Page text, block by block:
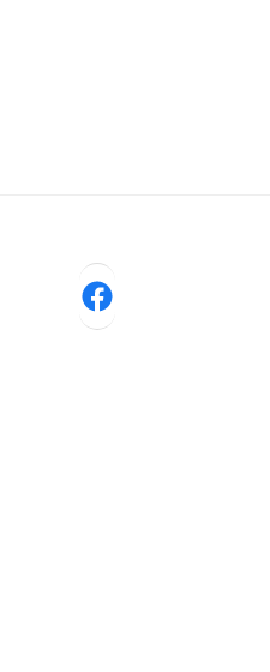
Facebook